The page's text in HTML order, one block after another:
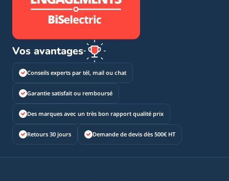
Vos avantages
Conseils experts par tél, mail ou chat
Garantie satisfait ou remboursé
Des marques avec un très bon rapport qualité prix
Retours 30 jours Demande de devis dès 500€ HT